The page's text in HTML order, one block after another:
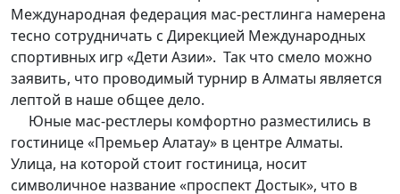
Международная федерация мас-рестлинга намерена
тесно сотрудничать с Дирекцией Международных
спортивных игр «Дети Азии». Так что смело можно
заявить, что проводимый турнир в Алматы является
лептой в наше общее дело.
Юные мас-рестлеры комфортно разместились в
гостинице «Премьер Алатау» в центре Алматы.
Улица, на которой стоит гостиница, носит
символичное название «проспект Достык», что в